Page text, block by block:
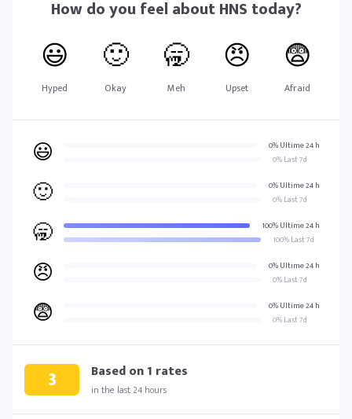
How do you feel aboutHNS today?
😃
Hyped
🙂
Okay
🥱
Meh
😠
Upset
😨
Afraid
😃
0% Ultime 24 h
0% Last 7d
🙂
0% Ultime 24 h
0% Last 7d
🥱
100% Ultime 24 h
100% Last 7d
😠
0% Ultime 24 h
0% Last 7d
😨
0% Ultime 24 h
0% Last 7d
3 Based on1 rates
in the last 24 hours